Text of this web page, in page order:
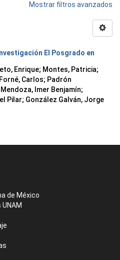
Mostrar filtros avanzados
El Posgrado en
Enrique; Montes, Patricia;
Carlos; Padrón
Imer Benjamín;
Pilar; González Galván, Jorge
de México